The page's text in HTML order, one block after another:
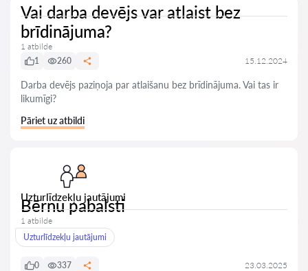
Vai darba devējs var atlaist bez
brīdinājuma?
1 atbilde
1
260 15.12.2024
Darba devējs paziņoja par atlaišanu bez brīdinājuma. Vai tas ir
likumīgi?
Pāriet uz atbildi
Uzturlīdzekļu jautājumi
Bērnu pabalsti
1 atbilde
Uzturlīdzekļu jautājumi
0 337 23.03.2025